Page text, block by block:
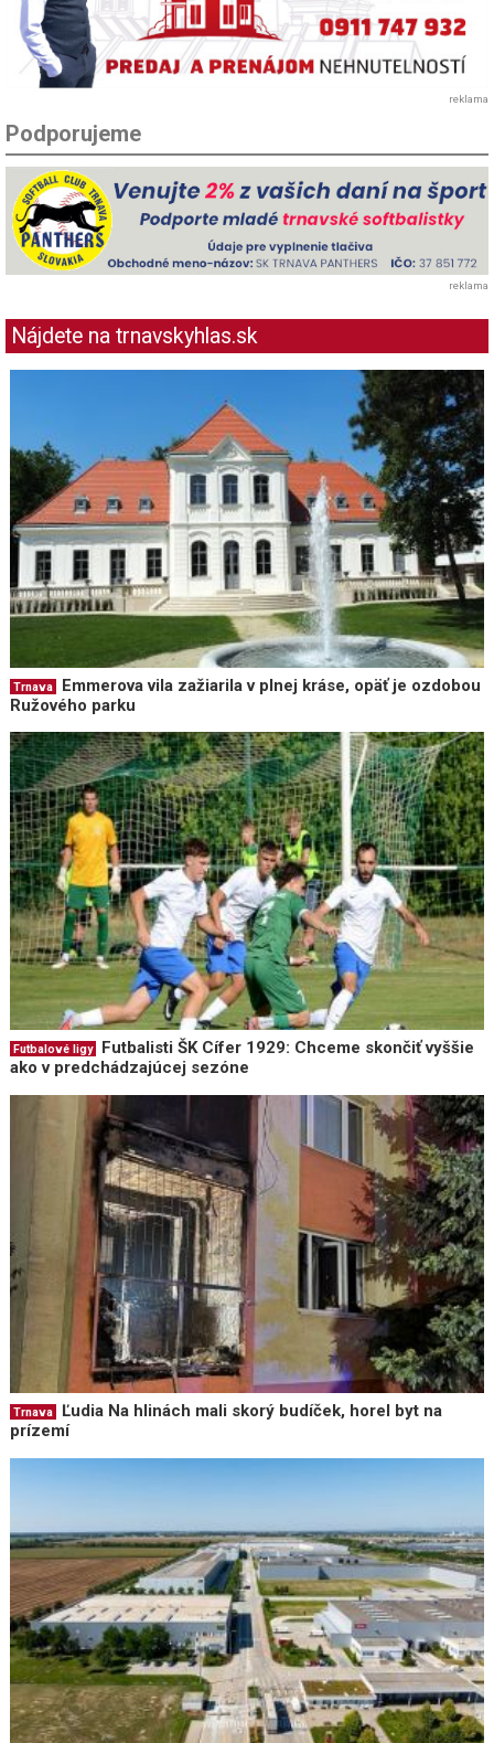
reklama
Podporujeme
reklama
Nájdete na trnavskyhlas.sk
Trnava
Emmerova vila zažiarila v plnej kráse, opäť je ozdobou
Ružového parku
Futbalové ligy
Futbalisti ŠK Cífer 1929: Chceme skončiť vyššie
ako v predchádzajúcej sezóne
Trnava
Ľudia Na hlinách mali skorý budíček, horel byt na
prízemí